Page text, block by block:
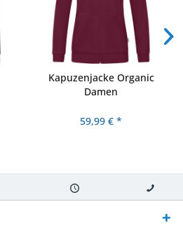
Kapuzenjacke Organic
Damen
59,99 € *
von Versand von So erreichen
Sie uns 0160
970 511 90